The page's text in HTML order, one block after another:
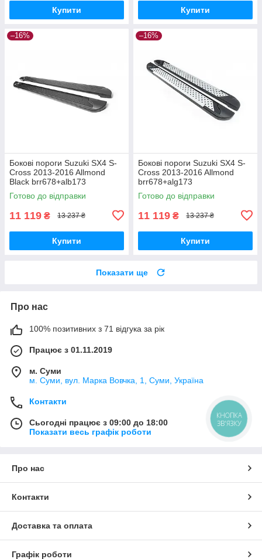
Купити Купити
–16%
Бокові пороги Suzuki SX4 S-
Cross 2013-2016 Allmond
Black brr678+alb173
Готово до відправки
11 119 ₴ 13 237 ₴
Купити
–16%
Бокові пороги Suzuki SX4 S-
Cross 2013-2016 Allmond
brr678+alg173
Готово до відправки
11 119 ₴ 13 237 ₴
Купити
Показати ще
Про нас
100% позитивних з 71 відгука за рік
Працює з 01.11.2019
м. Суми
м. Суми, вул. Марка Вовчка, 1, Суми, Україна
Контакти
Сьогодні працює з 09:00 до 18:00
Показати весь графік роботи
Про нас
Контакти
Доставка та оплата
Графік роботи
КНОПКА
ЗВ'ЯЗКУ